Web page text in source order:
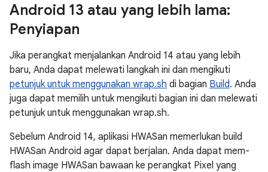
Android 13 atau yang lebih lama:
Penyiapan
Jika perangkat menjalankan Android 14 atau yang lebih
baru, Anda dapat melewati langkah ini dan mengikuti
petunjuk untuk menggunakan wrap.sh di bagian Build. Anda
juga dapat memilih untuk mengikuti bagian ini dan melewati
petunjuk untuk menggunakan wrap.sh.
Sebelum Android 14, aplikasi HWASan memerlukan build
HWASan Android agar dapat berjalan. Anda dapat mem-
flash image HWASan bawaan ke perangkat Pixel yang